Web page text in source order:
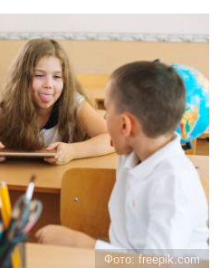
Фото: freepik.com